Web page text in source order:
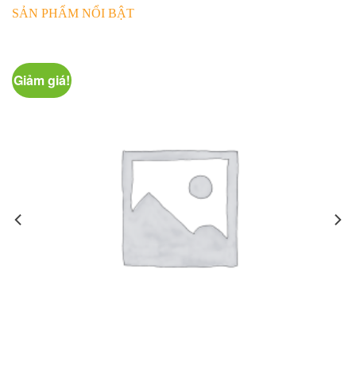
SẢN PHẨM NỔI BẬT
Giảm giá!